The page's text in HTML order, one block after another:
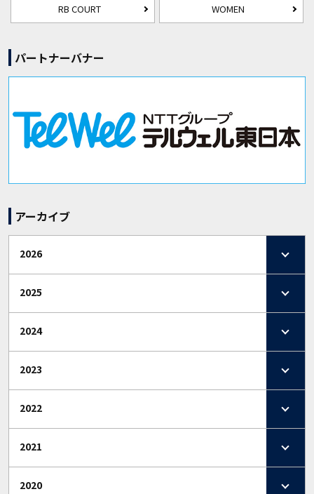
RB COURT WOMEN
パートナーバナー
アーカイブ
2026
2025
2024
2023
2022
2021
2020